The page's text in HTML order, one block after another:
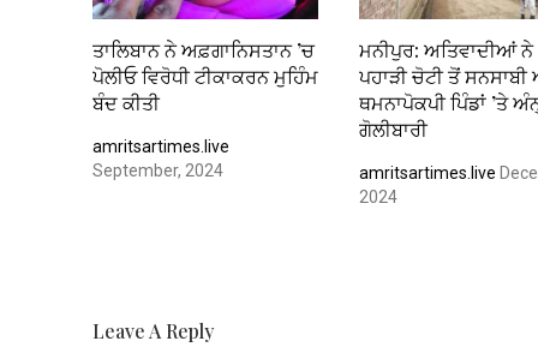
ਤਾਲਿਬਾਨ ਨੇ ਅਫ਼ਗਾਨਿਸਤਾਨ ’ਚ
ਪੋਲੀਓ ਵਿਰੋਧੀ ਟੀਕਾਕਰਨ ਮੁਹਿੰਮ
ਬੰਦ ਕੀਤੀ
amritsartimes.live
September, 2024
ਮਨੀਪੁਰ: ਅਤਿਵਾਦੀਆਂ ਨੇ
ਪਹਾੜੀ ਚੋਟੀ ਤੋਂ
ਥਮਨਾਪੋਕਪੀ ਪਿੰਡਾਂ ’ਤੇ
ਗੋਲੀਬਾਰੀ
amritsartimes.live
2024
Leave A Reply